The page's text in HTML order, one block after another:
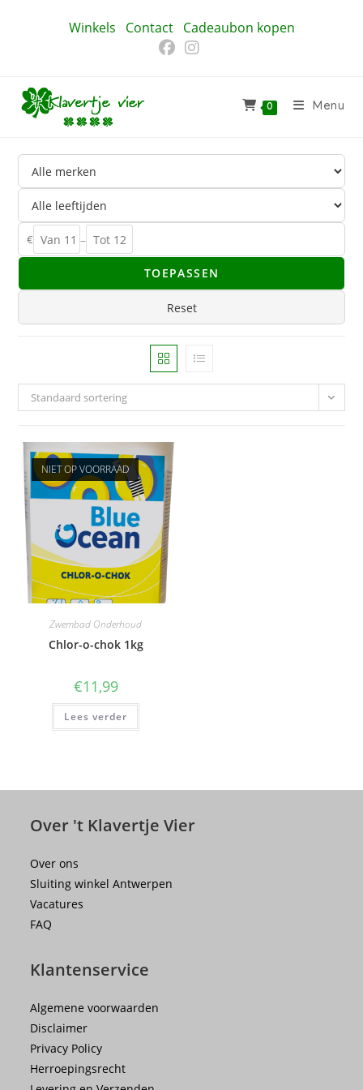
Winkels Contact Cadeaubon kopen
0 Menu
€ –
TOEPASSEN
Reset
Standaard sortering
NIET OP VOORRAAD
Zwembad Onderhoud
Chlor-o-chok 1kg
€11,99
Lees verder
Over 't Klavertje Vier
Over ons
Sluiting winkel Antwerpen
Vacatures
FAQ
Klantenservice
Algemene voorwaarden
Disclaimer
Privacy Policy
Herroepingsrecht